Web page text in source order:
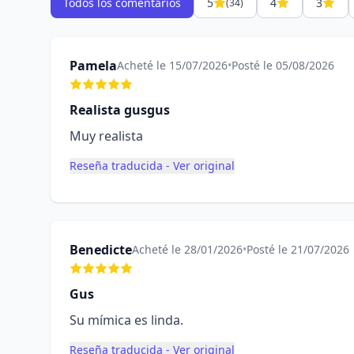
(34)
PamelaAcheté le 15/07/2026•Posté le 05/08/2026
Realista gusgus
Muy realista
Reseña traducida - Ver original
BenedicteAcheté le 28/01/2026•Posté le 21/07/2026
Gus
Su mímica es linda.
Reseña traducida - Ver original